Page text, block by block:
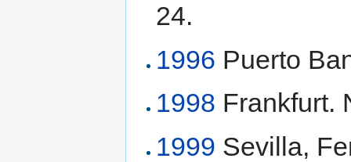
24.
1996 Puerto
1998 Frankfurt.
1999 Sevilla,